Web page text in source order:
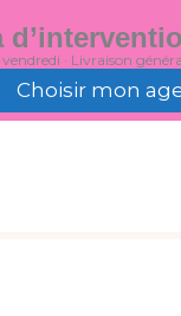
· Livraison
Choisir mon